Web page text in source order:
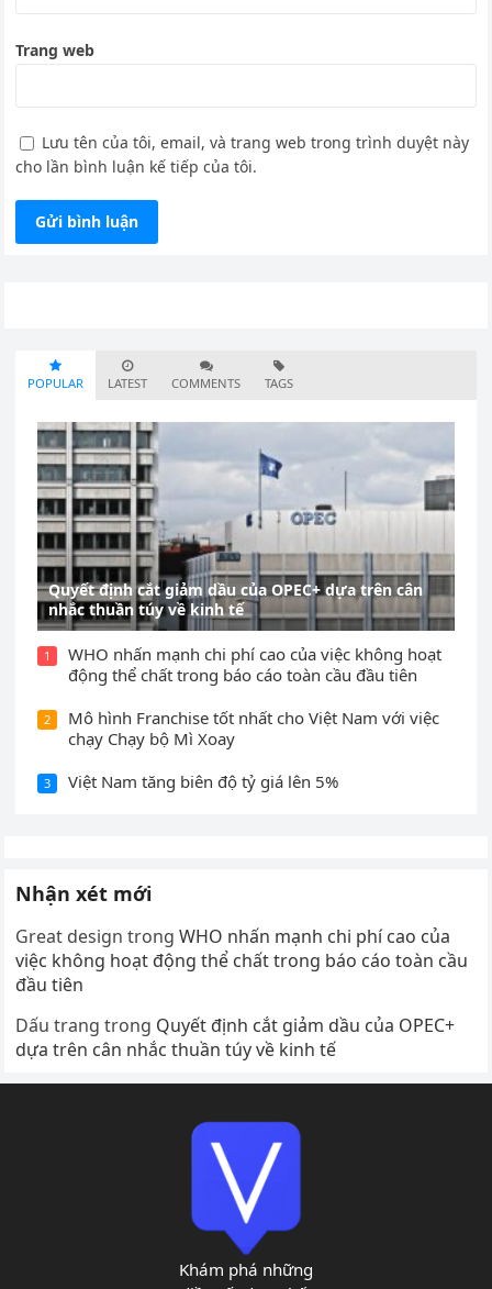
Trang web
Lưu tên của tôi, email, và trang web trong trình duyệt này
cho lần bình luận kế tiếp của tôi.
POPULAR LATEST COMMENTS TAGS
Quyết định cắt giảm dầu của OPEC+ dựa trên cân
nhắc thuần túy về kinh tế
1
WHO nhấn mạnh chi phí cao của việc không hoạt
động thể chất trong báo cáo toàn cầu đầu tiên
2
Mô hình Franchise tốt nhất cho Việt Nam với việc
chạy Chạy bộ Mì Xoay
3 Việt Nam tăng biên độ tỷ giá lên 5%
Nhận xét mới
Great design trongWHO nhấn mạnh chi phí cao của
việc không hoạt động thể chất trong báo cáo toàn cầu
đầu tiên
Dấu trang trong Quyết định cắt giảm dầu của OPEC+
dựa trên cân nhắc thuần túy về kinh tế
Khám phá những